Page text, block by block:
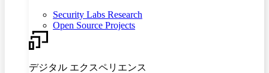
Security Labs Research
Open Source Projects
デジタル エクスペリエンス